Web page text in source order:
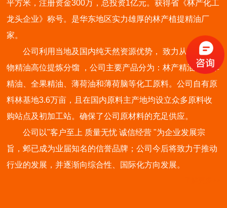
平方米，注册资金300万，总投资1亿元。获得省《林产化工
龙头企业》称号。是华东地区实力雄厚的林产植提精油厂
家。
公司利用当地及国内纯天然资源优势， 致力从事天然植
物精油高位提炼分馏 ，公司主要产品分为：林产精油、全草
精油、全果精油、薄荷油和薄荷脑等化工原料。公司自有原
料林基地3.6万亩，且在国内原料主产地均设立众多原料收
购站点及初加工站。确保了公司原材料的充足供应。
公司以"客户至上 质量无忧 诚信经营 "为企业发展宗
旨，邺已成为业届知名的信誉品牌；公司今后将致力于推动
行业的发展，并逐渐向综合性、国际化方向发展。